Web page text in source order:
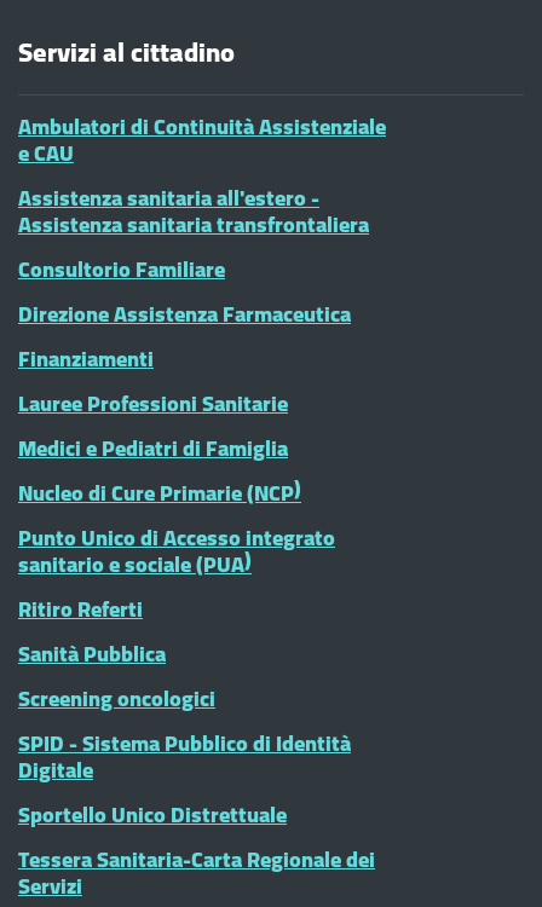
Servizi al cittadino
Ambulatori di Continuità Assistenziale
e CAU
Assistenza sanitaria all'estero -
Assistenza sanitaria transfrontaliera
Consultorio Familiare
Direzione Assistenza Farmaceutica
Finanziamenti
Lauree Professioni Sanitarie
Medici e Pediatri di Famiglia
Nucleo di Cure Primarie (NCP)
Punto Unico di Accesso integrato
sanitario e sociale (PUA)
Ritiro Referti
Sanità Pubblica
Screening oncologici
SPID - Sistema Pubblico di Identità
Digitale
Sportello Unico Distrettuale
Tessera Sanitaria-Carta Regionale dei
Servizi